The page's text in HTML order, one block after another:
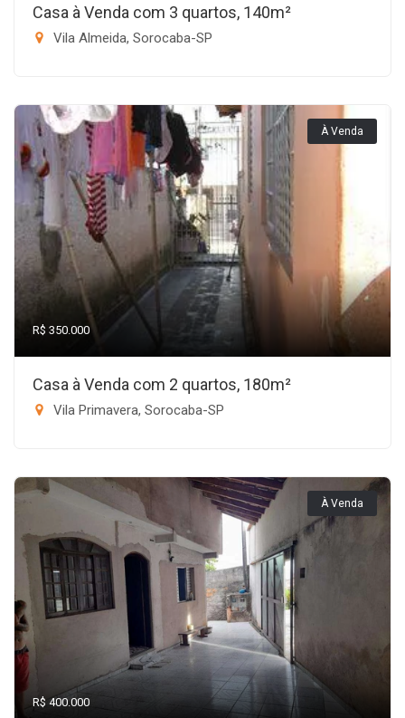
Casa à Venda com 3 quartos, 140m²
Vila Almeida, Sorocaba-SP
À Venda
R$ 350.000
Casa à Venda com 2 quartos, 180m²
Vila Primavera, Sorocaba-SP
À Venda
R$ 400.000